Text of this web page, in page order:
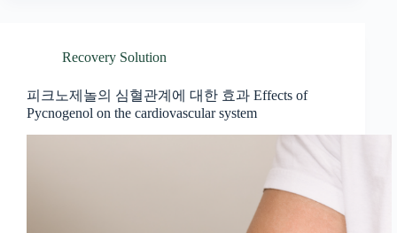
Recovery Solution
피크노제놀의 심혈관계에 대한 효과 Effects of
Pycnogenol on the cardiovascular system